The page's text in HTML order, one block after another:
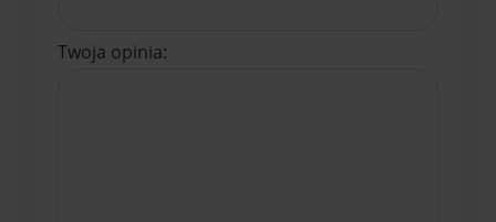
Twoja opinia: